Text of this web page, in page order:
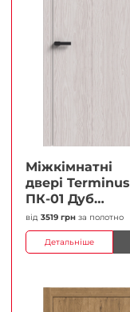
Міжкімнатні
двері Terminus
ПК-01 Дуб
перлиний Глухі
Плівка
від 3519 грн за полотно
Детальніше